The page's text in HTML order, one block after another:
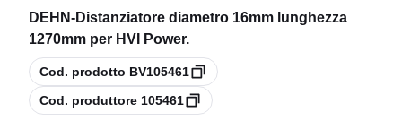
DEHN-Distanziatore diametro 16mm lunghezza
1270mm per HVI Power.
copiaCod. prodotto BV105461
copiaCod. produttore 105461